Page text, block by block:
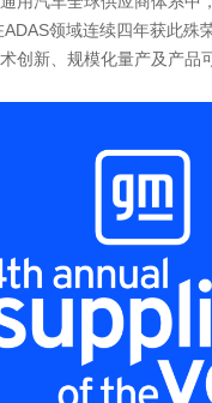
领域连续四年获此殊
创新、规模化量产及产品